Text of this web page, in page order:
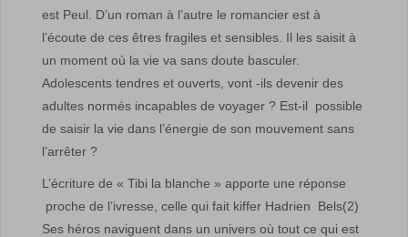
est Peul. D’un roman à l’autre le romancier est à
l’écoute de ces êtres fragiles et sensibles. Il les saisit à
un moment où la vie va sans doute basculer.
Adolescents tendres et ouverts, vont -ils devenir des
adultes normés incapables de voyager ? Est-il possible
de saisir la vie dans l’énergie de son mouvement sans
l’arrêter ?
L’écriture de « Tibi la blanche » apporte une réponse
proche de l’ivresse, celle qui fait kiffer Hadrien Bels(2)
Ses héros naviguent dans un univers où tout ce qui est